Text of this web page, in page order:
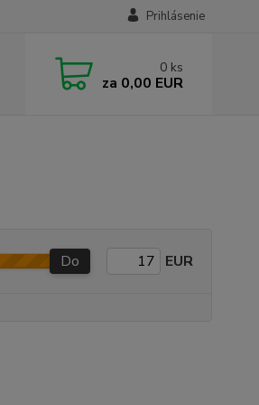
Prihlásenie
0 ks
za 0,00 EUR
Do EUR